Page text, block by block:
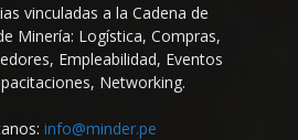
vinculadas a la Cadena de
Minería: Logística, Compras,
Empleabilidad, Eventos
Networking.
info@minder.pe